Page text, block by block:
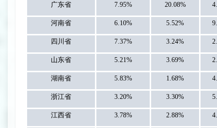
广东省 7.95% 20.08%
河南省 6.10% 5.52%
四川省 7.37% 3.24%
山东省 5.21% 3.69%
湖南省 5.83% 1.68%
浙江省 3.20% 3.30%
江西省 3.78% 2.88%